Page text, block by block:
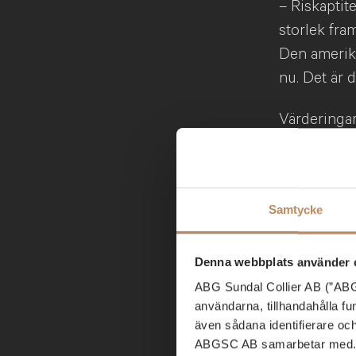
Samtycke
Denna webbplats använder
ABG Sundal Collier AB
användarna, tillhandahålla
även sådana identifierare
ABGSC AB samarbetar
–
storlek
Den
nu. Det är
defensivt
stått emot.
läkemedel
– Jag tror
och